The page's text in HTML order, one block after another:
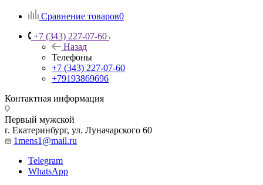
Сравнение товаров0
+7 (343) 227-07-60
Назад
Телефоны
+7 (343) 227-07-60
+79193869696
Контактная информация
Первый мужской
г. Екатеринбург, ул. Луначарского 60
1mens1@mail.ru
Telegram
WhatsApp